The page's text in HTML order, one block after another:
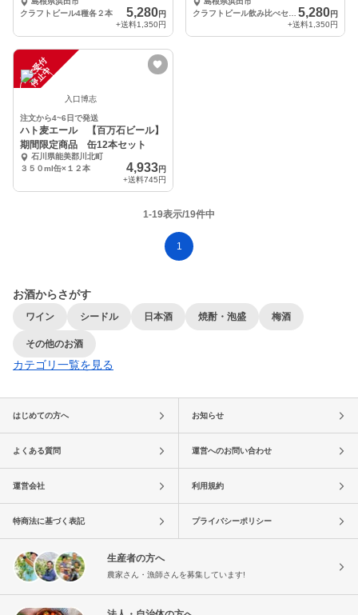
クラフトビール4種各２本
5,280円
+送料1,350円
全8本
クラフトビール飲み比べセット
5,280円
+送料1,350円
注
文
受
付
停
止
中
入口博志
注文から4~6日で発送
ハト麦エール 【百万石ビール】
期間限定商品 缶12本セット
石川県能美郡川北町
３５０ml缶×１２本
4,933円
+送料745円
1-19表示/19件中
1
お酒からさがす
ワイン シードル 日本酒 焼酎・泡盛 梅酒
その他のお酒
カテゴリ一覧を見る
はじめての方へ お知らせ
よくある質問 運営へのお問い合わせ
運営会社 利用規約
特商法に基づく表記 プライバシーポリシー
生産者の方へ
農家さん・漁師さんを募集しています!